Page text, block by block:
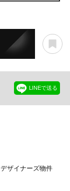
LINEで送る
デザイナーズ物件